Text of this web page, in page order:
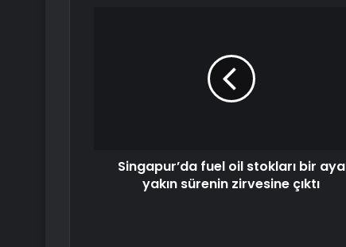
Singapur’da fuel oil stokları bir aya
yakın sürenin zirvesine çıktı